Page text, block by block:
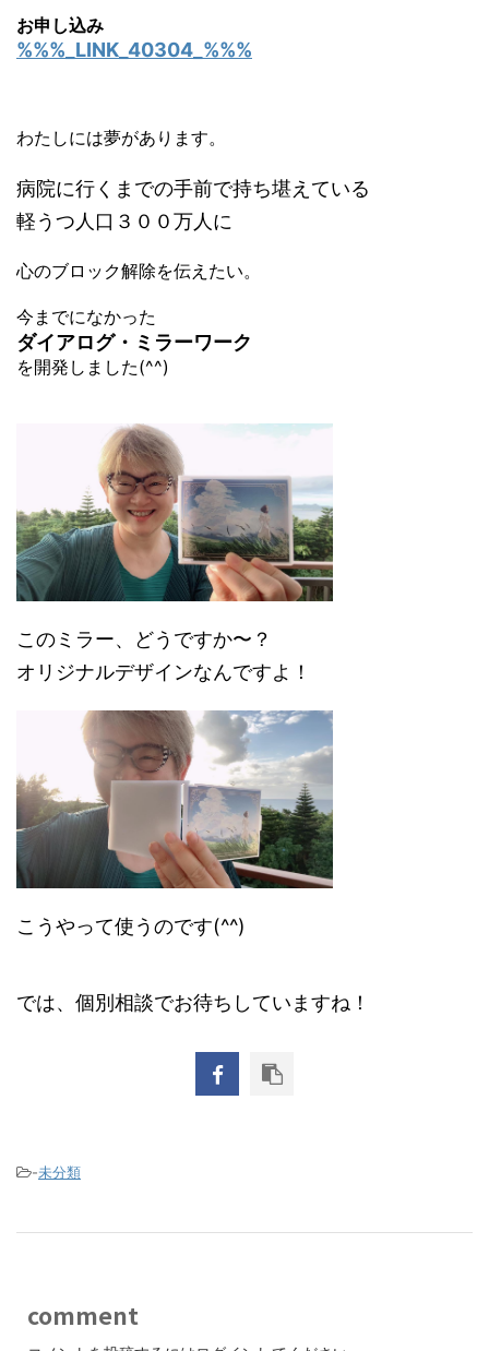
お申し込み
%%%_LINK_40304_%%%
わたしには夢があります。
病院に行くまでの手前で持ち堪えている
軽うつ人口３００万人に
心のブロック解除を伝えたい。
今までになかった
ダイアログ・ミラーワーク
を開発しました(^^)
このミラー、どうですか〜？
オリジナルデザインなんですよ！
こうやって使うのです(^^)
では、個別相談でお待ちしていますね！
-未分類
comment